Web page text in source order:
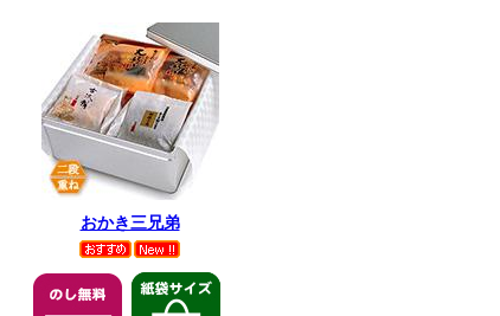
おかき三兄弟